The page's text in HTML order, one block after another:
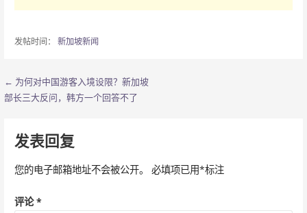
发帖时间： 新加坡新闻
文
导
航
← 为何对中国游客入境设限？新加坡
部长三大反问，韩方一个回答不了
发表回复
您的电子邮箱地址不会被公开。 必填项已用*标注
评论*